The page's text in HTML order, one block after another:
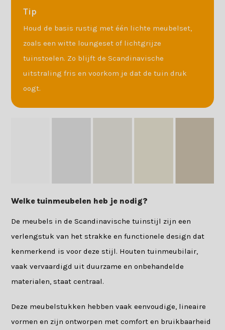
Tip
Houd de basis rustig met één lichte meubelset,
zoals een witte loungeset of lichtgrijze
tuinstoelen. Zo blijft de Scandinavische
uitstraling fris en voorkom je dat de tuin druk
oogt.
Welke tuinmeubelen heb je nodig?
De meubels in de Scandinavische tuinstijl zijn een
verlengstuk van het strakke en functionele design dat
kenmerkend is voor deze stijl. Houten tuinmeubilair,
vaak vervaardigd uit duurzame en onbehandelde
materialen, staat centraal.
Deze meubelstukken hebben vaak eenvoudige, lineaire
vormen en zijn ontworpen met comfort en bruikbaarheid